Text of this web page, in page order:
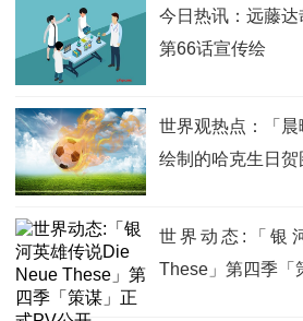
今日热讯：远藤达
第66话宣传绘
世界观热点：「
绘制的哈克生日贺
世界动态:「银
These」第四季「